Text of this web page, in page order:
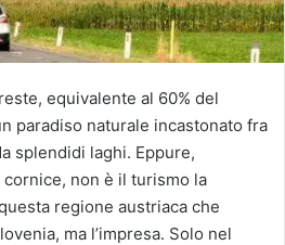
equivalente al 60% del
paradiso naturale incastonato fra
splendidi laghi. Eppure,
non è il turismo la
regione austriaca che
ma l’impresa. Solo nel